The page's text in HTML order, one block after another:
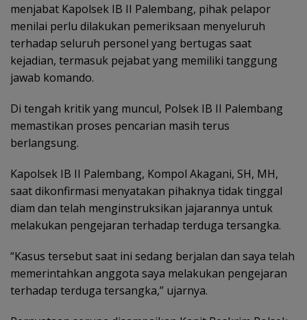
menjabat Kapolsek IB II Palembang, pihak pelapor
menilai perlu dilakukan pemeriksaan menyeluruh
terhadap seluruh personel yang bertugas saat
kejadian, termasuk pejabat yang memiliki tanggung
jawab komando.
Di tengah kritik yang muncul, Polsek IB II Palembang
memastikan proses pencarian masih terus
berlangsung.
Kapolsek IB II Palembang, Kompol Akagani, SH, MH,
saat dikonfirmasi menyatakan pihaknya tidak tinggal
diam dan telah menginstruksikan jajarannya untuk
melakukan pengejaran terhadap terduga tersangka.
“Kasus tersebut saat ini sedang berjalan dan saya telah
memerintahkan anggota saya melakukan pengejaran
terhadap terduga tersangka,” ujarnya.